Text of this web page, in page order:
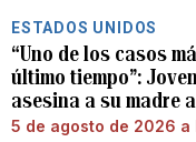
ESTADOS UNIDOS
“Uno de los casos
último tiempo”:
asesina a su madre
5 de agosto de 2026 a